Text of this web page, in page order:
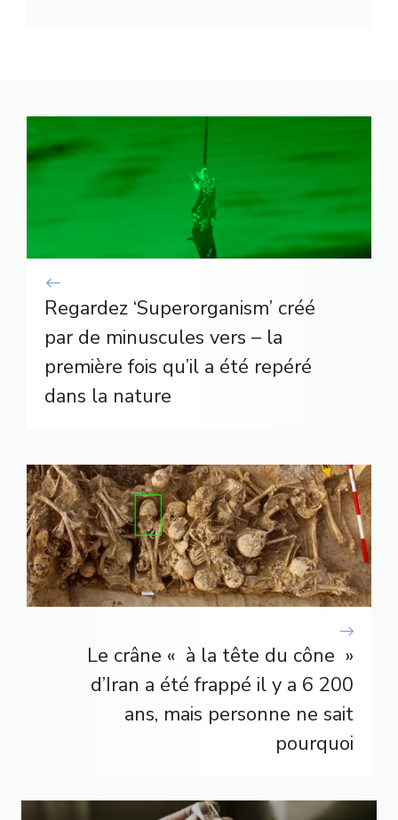
Regardez ‘Superorganism’ créé
par de minuscules vers – la
première fois qu’il a été repéré
dans la nature
Le crâne « à la tête du cône »
d’Iran a été frappé il y a 6 200
ans, mais personne ne sait
pourquoi